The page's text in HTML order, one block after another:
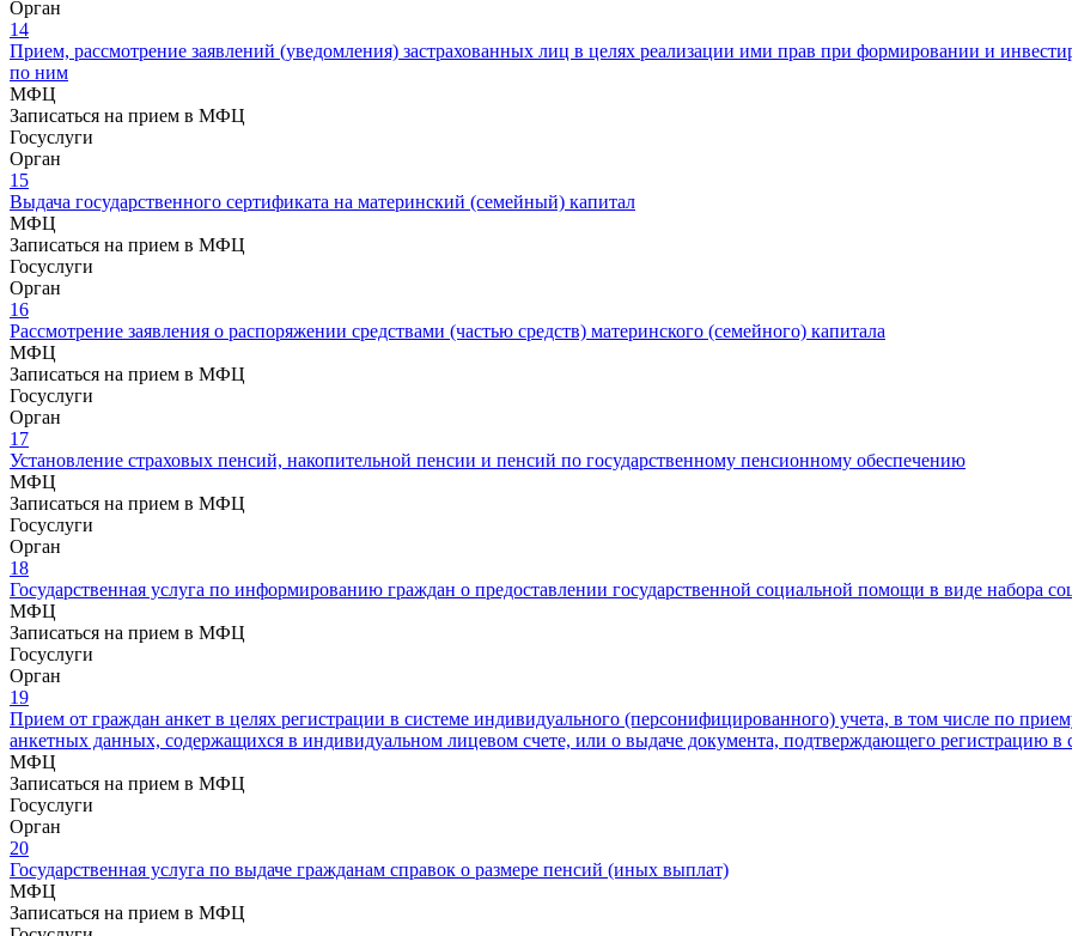
Орган
14
Прием, рассмотрение заявлений (уведомления) застрахованных лиц в целях реализации ими прав при формировании и
по ним
МФЦ
Записаться на прием в МФЦ
Госуслуги
Орган
15
Выдача государственного сертификата на материнский (семейный) капитал
МФЦ
Записаться на прием в МФЦ
Госуслуги
Орган
16
Рассмотрение заявления о распоряжении средствами (частью средств) материнского (семейного) капитала
МФЦ
Записаться на прием в МФЦ
Госуслуги
Орган
17
Установление страховых пенсий, накопительной пенсии и пенсий по государственному пенсионному обеспечению
МФЦ
Записаться на прием в МФЦ
Госуслуги
Орган
18
Государственная услуга по информированию граждан о предоставлении государственной социальной помощи в виде набора
МФЦ
Записаться на прием в МФЦ
Госуслуги
Орган
19
Прием от граждан анкет в целях регистрации в системе индивидуального (персонифицированного) учета, в том числе по
анкетных данных, содержащихся в индивидуальном лицевом счете, или о выдаче документа, подтверждающего регистрацию в
МФЦ
Записаться на прием в МФЦ
Госуслуги
Орган
20
Государственная услуга по выдаче гражданам справок о размере пенсий (иных выплат)
МФЦ
Записаться на прием в МФЦ